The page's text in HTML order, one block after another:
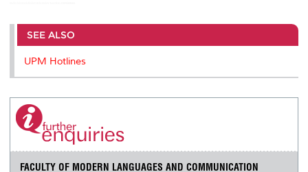
SEE ALSO
UPM Hotlines
FACULTY OF MODERN LANGUAGES AND COMMUNICATION